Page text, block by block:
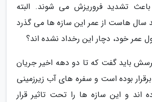
تشدید فروریزش می شوند. البته
سال هاست از عمر این سازه ها می گذرد
عمر خود، دچار این رخداد نشده اند؟
باید گفت که تا دو دهه اخیر جریان
بوده است و سفره های آب زیرزمینی
اند و این سازه ها را تحت تاثیر قرار